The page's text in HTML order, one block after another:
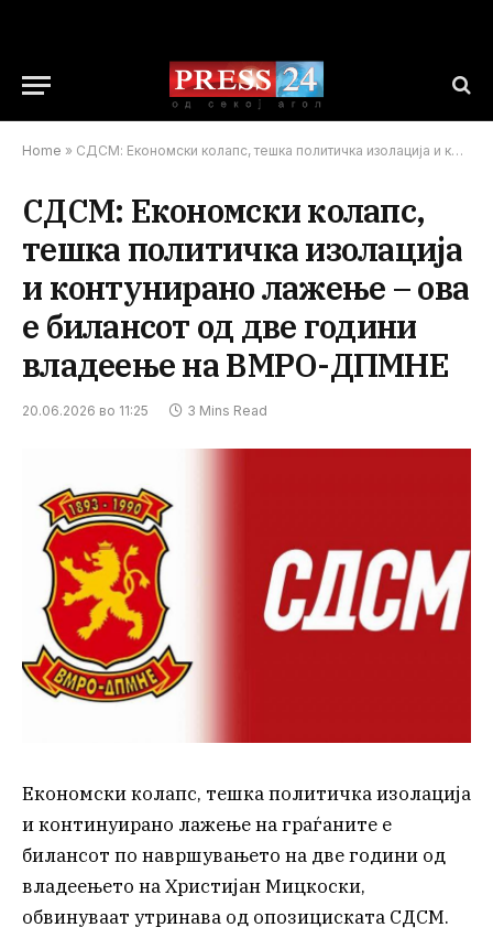
Home » СДСМ: Економски колапс, тешка политичка изолација и контунирано лажење – ова е билансот од две години владеење на ВМРО-ДПМНЕ
СДСМ: Економски колапс,
тешка политичка изолација
и контунирано лажење – ова
е билансот од две години
владеење на ВМРО-ДПМНЕ
20.06.2026 во 11:25 3 Mins Read
Економски колапс, тешка политичка изолација
и континуирано лажење на граѓаните е
билансот по навршувањето на две години од
владеењето на Христијан Мицкоски,
обвинуваат утринава од опозициската СДСМ.